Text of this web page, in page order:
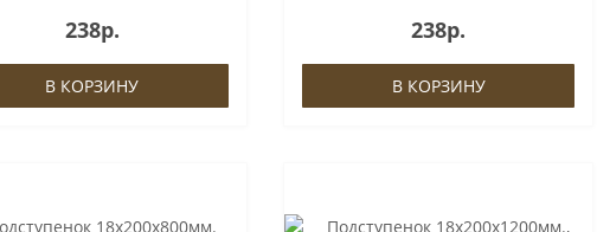
сократить затраты,
данный элемент на более
ана..
238р.
В КОРЗИНУ
существенно сократить затраты,
заменив данный элемент на более
дешевый ана..
238р.
В КОРЗИНУ